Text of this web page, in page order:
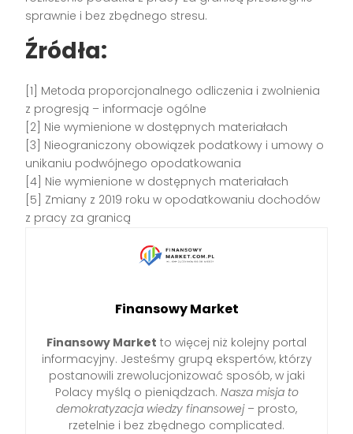
sprawnie i bez zbędnego stresu.
Źródła:
[1] Metoda proporcjonalnego odliczenia i zwolnienia
z progresją – informacje ogólne
[2] Nie wymienione w dostępnych materiałach
[3] Nieograniczony obowiązek podatkowy i umowy o
unikaniu podwójnego opodatkowania
[4] Nie wymienione w dostępnych materiałach
[5] Zmiany z 2019 roku w opodatkowaniu dochodów
z pracy za granicą
Finansowy Market
Finansowy Market to więcej niż kolejny portal
informacyjny. Jesteśmy grupą ekspertów, którzy
postanowili zrewolucjonizować sposób, w jaki
Polacy myślą o pieniądzach. Nasza misja to
demokratyzacja wiedzy finansowej– prosto,
rzetelnie i bez zbędnego complicated.